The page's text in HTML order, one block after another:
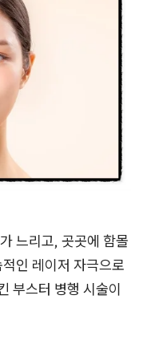
느리고, 곳곳에 함몰
인 레이저 자극으로
부스터 병행 시술이